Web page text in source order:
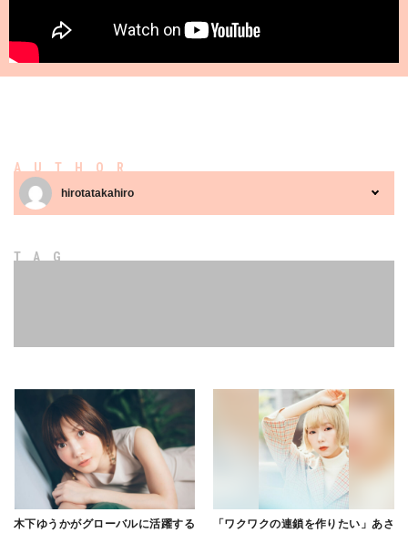
AUTHOR
hirotatakahiro
TAG
木下ゆうかがグローバルに活躍する
「ワクワクの連鎖を作りたい」あさ